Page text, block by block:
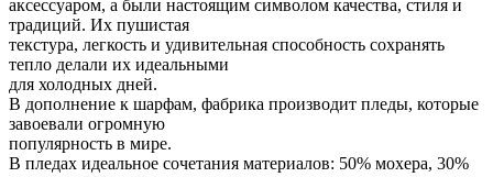
аксессуаром, а были настоящим символом качества, стиля и
традиций. Их пушистая
текстура, легкость и удивительная способность сохранять
тепло делали их идеальными
для холодных дней.
В дополнение к шарфам, фабрика производит пледы, которые
завоевали огромную
популярность в мире.
В пледах идеальное сочетания материалов: 50% мохера, 30%